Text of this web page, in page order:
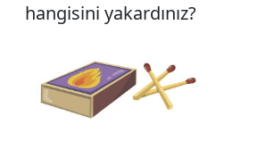
hangisini yakardınız?